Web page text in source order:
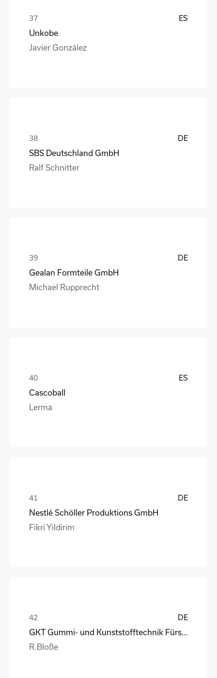
ES
Unkobe
Javier González
DE
SBS Deutschland GmbH
Ralf Schnitter
DE
Gealan Formteile GmbH
Michael Rupprecht
ES
Cascoball
Lerma
DE
Nestlé Schöller Produktions GmbH
Fikri Yildirim
DE
R.Bloße